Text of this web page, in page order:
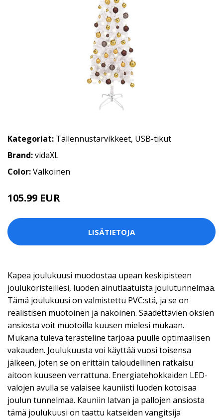
Kategoriat: Tallennustarvikkeet, USB-tikut
Brand:vidaXL
Color:Valkoinen
105.99 EUR
LISÄTIETOJA
Kapea joulukuusi muodostaa upean keskipisteen
joulukoristeillesi, luoden ainutlaatuista joulutunnelmaa.
Tämä joulukuusi on valmistettu PVC:stä, ja se on
realistisen muotoinen ja näköinen. Säädettävien oksien
ansiosta voit muotoilla kuusen mielesi mukaan.
Mukana tuleva terästeline tarjoaa puulle optimaalisen
vakauden. Joulukuusta voi käyttää vuosi toisensa
jälkeen, joten se on erittäin taloudellinen ratkaisu
aitoon kuuseen verrattuna. Energiatehokkaiden LED-
valojen avulla se valaisee kauniisti luoden kotoisaa
joulun tunnelmaa. Kauniin latvan ja pallojen ansiosta
tämä joulukuusi on taattu katseiden vangitsija